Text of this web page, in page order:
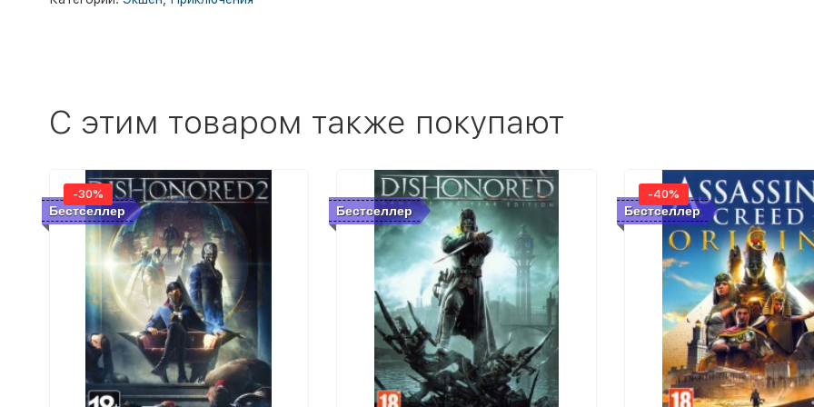
C этим товаром также покупают
Бестселлер
-30%
Бестселлер Бестселлер
-40%